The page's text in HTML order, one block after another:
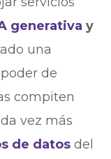
generativa y
una
de
compiten
vez más
de datos del